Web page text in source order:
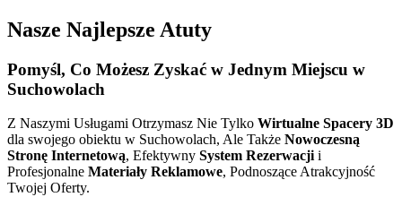
Nasze Najlepsze Atuty
Pomyśl, Co Możesz Zyskać w Jednym Miejscu w
Suchowolach
Z Naszymi Usługami Otrzymasz Nie Tylko Wirtualne Spacery 3D
dla swojego obiektu w Suchowolach, Ale Także Nowoczesną
Stronę Internetową, Efektywny System Rezerwacjii
Profesjonalne Materiały Reklamowe, Podnoszące Atrakcyjność
Twojej Oferty.